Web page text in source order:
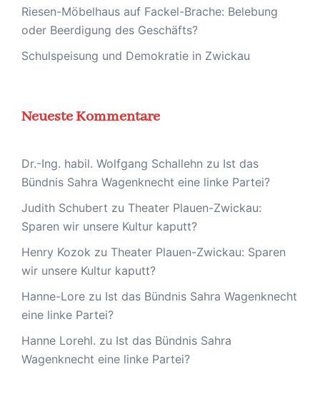
Riesen-Möbelhaus auf Fackel-Brache: Belebung
oder Beerdigung des Geschäfts?
Schulspeisung und Demokratie in Zwickau
Neueste Kommentare
Dr.-Ing. habil. Wolfgang Schallehn zu Ist das
Bündnis Sahra Wagenknecht eine linke Partei?
Judith Schubert zu Theater Plauen-Zwickau:
Sparen wir unsere Kultur kaputt?
Henry Kozok zu Theater Plauen-Zwickau: Sparen
wir unsere Kultur kaputt?
Hanne-Lore zu Ist das Bündnis Sahra Wagenknecht
eine linke Partei?
Hanne Lorehl. zu Ist das Bündnis Sahra
Wagenknecht eine linke Partei?